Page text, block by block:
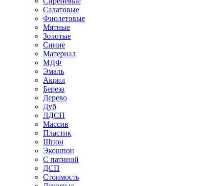
Салатовые
Фиолетовые
Мятные
Золотые
Синие
Материал
МДФ
Эмаль
Акрил
Береза
Дерево
Дуб
ЛДСП
Массив
Пластик
Шпон
Экошпон
С патиной
ДСП
Стоимость